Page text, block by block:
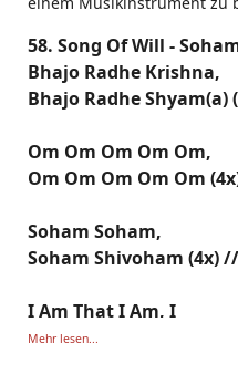
58. Song Of Will -
Bhajo Radhe Krishna,
Bhajo Radhe Shyam(a)
Om Om Om Om Om,
Om Om Om Om Om
Soham Soham,
Soham Shivoham (4x)
I Am That I Am, I
Mehr lesen...